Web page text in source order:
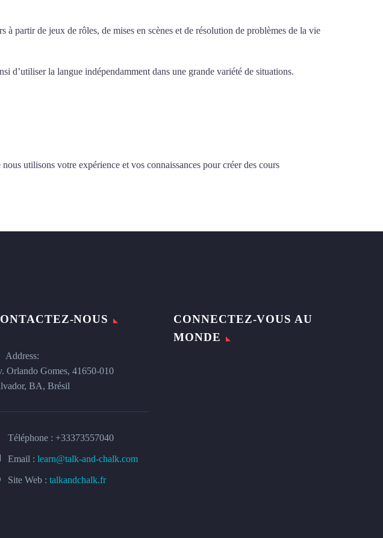
partir de jeux de rôles, de mises en scènes et de résolution de problèmes de la vie
d’utiliser la langue indépendamment dans une grande variété de situations.
utilisons votre expérience et vos connaissances pour créer des cours
NOUS
Address:
Orlando Gomes, 41650-010
BA, Brésil
Téléphone : +33373557040
Email : learn@talk-and-chalk.com
Site Web : talkandchalk.fr
CONNECTEZ-VOUS AU
MONDE